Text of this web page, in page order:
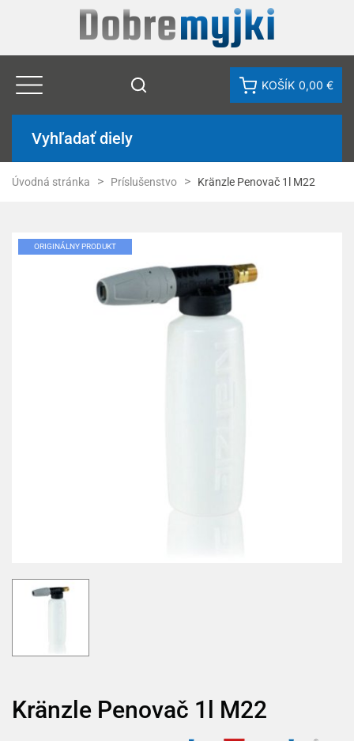
KOŠÍK 0,00 €
Vyhľadať diely
Úvodná stránka Príslušenstvo Kränzle Penovač 1l M22
ORIGINÁLNY PRODUKT
Kränzle Penovač 1l M22